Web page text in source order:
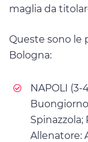
maglia da
Queste sono le
Bologna:
NAPOLI (3-
Spinazzola;
Allenatore: